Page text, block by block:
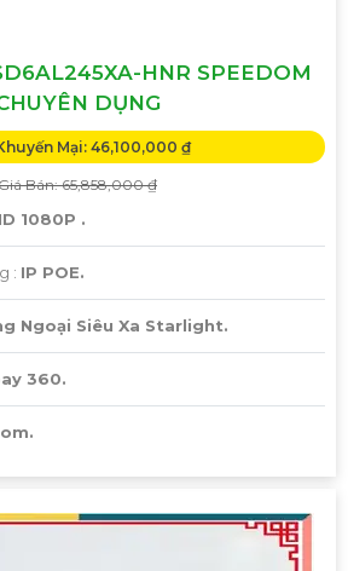
HNR SPEEDOM
DỤNG
Mại: 46,100,000 ₫
Bán: 65,858,000 ₫
1080P .
: IP POE.
Ngoại Siêu Xa Starlight.
360.